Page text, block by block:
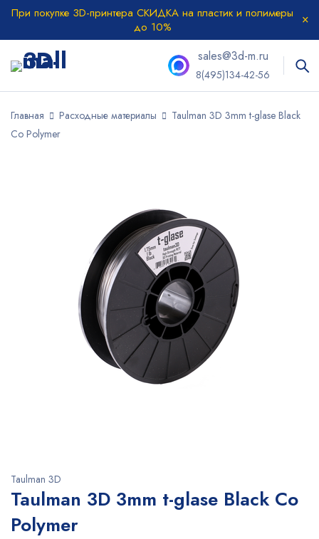
При покупке 3D-принтера СКИДКА на пластик и полимеры
до 10%
sales@3d-m.ru
8(495)134-42-56
Главная Расходные материалы
Taulman 3D 3mm t-glase Black
Co Polymer
Taulman 3D
Taulman 3D 3mm t-glase Black Co
Polymer